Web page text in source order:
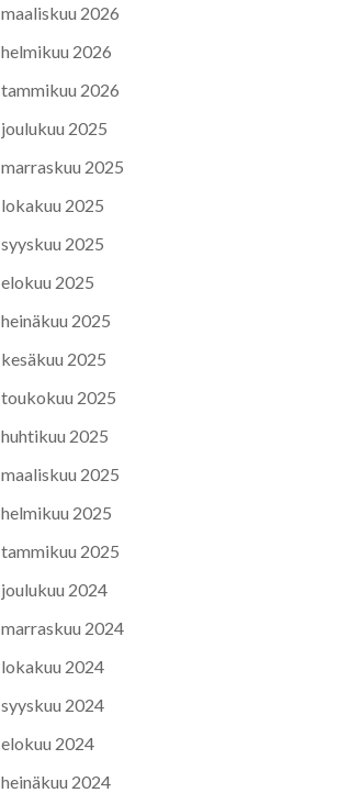
maaliskuu 2026
helmikuu 2026
tammikuu 2026
joulukuu 2025
marraskuu 2025
lokakuu 2025
syyskuu 2025
elokuu 2025
heinäkuu 2025
kesäkuu 2025
toukokuu 2025
huhtikuu 2025
maaliskuu 2025
helmikuu 2025
tammikuu 2025
joulukuu 2024
marraskuu 2024
lokakuu 2024
syyskuu 2024
elokuu 2024
heinäkuu 2024